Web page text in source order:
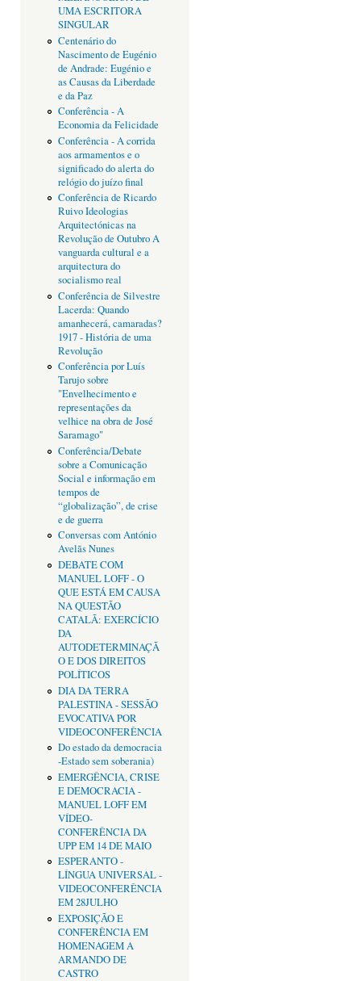
UMA ESCRITORA
SINGULAR
Centenário do
Nascimento de Eugénio
de Andrade: Eugénio e
as Causas da Liberdade
e da Paz
Conferência - A
Economia da Felicidade
Conferência - A corrida
aos armamentos e o
significado do alerta do
relógio do juízo final
Conferência de Ricardo
Ruivo Ideologias
Arquitectónicas na
Revolução de Outubro A
vanguarda cultural e a
arquitectura do
socialismo real
Conferência de Silvestre
Lacerda: Quando
amanhecerá, camaradas?
1917 - História de uma
Revolução
Conferência por Luís
Tarujo sobre
"Envelhecimento e
representações da
velhice na obra de José
Saramago"
Conferência/Debate
sobre a Comunicação
Social e informação em
tempos de
“globalização”, de crise
e de guerra
Conversas com António
Avelãs Nunes
DEBATE COM
MANUEL LOFF - O
QUE ESTÁ EM CAUSA
NA QUESTÃO
CATALÃ: EXERCÍCIO
DA
AUTODETERMINAÇÃ
O E DOS DIREITOS
POLÍTICOS
DIA DA TERRA
PALESTINA - SESSÃO
EVOCATIVA POR
VIDEOCONFERÊNCIA
Do estado da democracia
-Estado sem soberania)
EMERGÊNCIA, CRISE
E DEMOCRACIA -
MANUEL LOFF EM
VÍDEO-
CONFERÊNCIA DA
UPP EM 14 DE MAIO
ESPERANTO -
LÍNGUA UNIVERSAL -
VIDEOCONFERÊNCIA
EM 28JULHO
EXPOSIÇÃO E
CONFERÊNCIA EM
HOMENAGEM A
ARMANDO DE
CASTRO